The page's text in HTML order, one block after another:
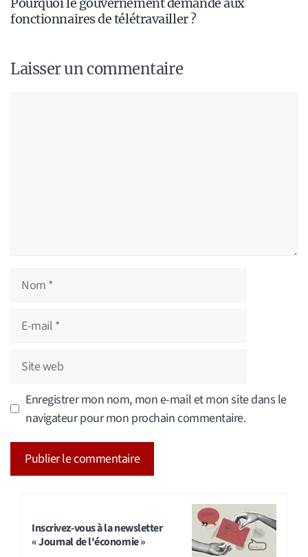
fonctionnaires de télétravailler ?
Laisser un commentaire
Nom
Site
web
Enregistrer mon nom, mon e-mail et mon site dans le
navigateur pour mon prochain commentaire.
Inscrivez-vous à la newsletter
« Journal de l'économie »